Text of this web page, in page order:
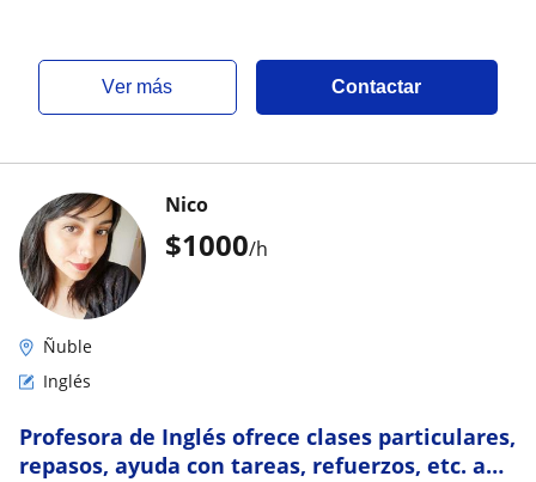
ver más Contactar
$1000/h
Nico
Ñuble
Inglés
Profesora de Inglés ofrece clases particulares,
repasos, ayuda con tareas, refuerzos, etc. a